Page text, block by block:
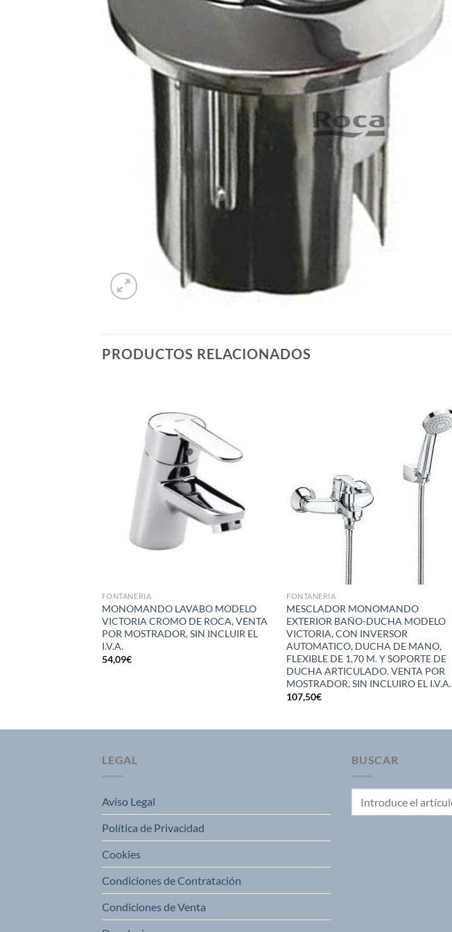
PRODUCTOS RELACIONADOS
FONTANERIA
MONOMANDO LAVABO MODELO
VICTORIA CROMO DE ROCA, VENTA
POR MOSTRADOR, SIN INCLUIR EL
I.V.A.
54,09€
Añadir
a la
lista de
deseos
FONTANERIA
MESCLADOR MONOMANDO
EXTERIOR BAÑO-DUCHA MODELO
VICTORIA, CON INVERSOR
AUTOMATICO, DUCHA DE MANO,
FLEXIBLE DE 1,70 M. Y SOPORTE DE
DUCHA ARTICULADO. VENTA POR
MOSTRADOR, SIN INCLUIRO EL I.V.A.
107,50€
LEGAL
Aviso Legal
Política de Privacidad
Cookies
Condiciones de Contratación
Condiciones de Venta
BUSCAR